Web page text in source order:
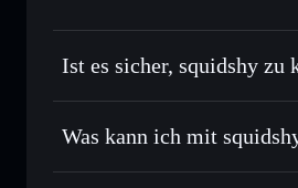
Ist es sicher, squidshy zu
squidshy
Was kann ich mit
squidshy
Solflare-